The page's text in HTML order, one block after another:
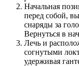
Начальная
перед собой,
снаряды за
Вернуться в
Лечь и
согнутыми
удерживая